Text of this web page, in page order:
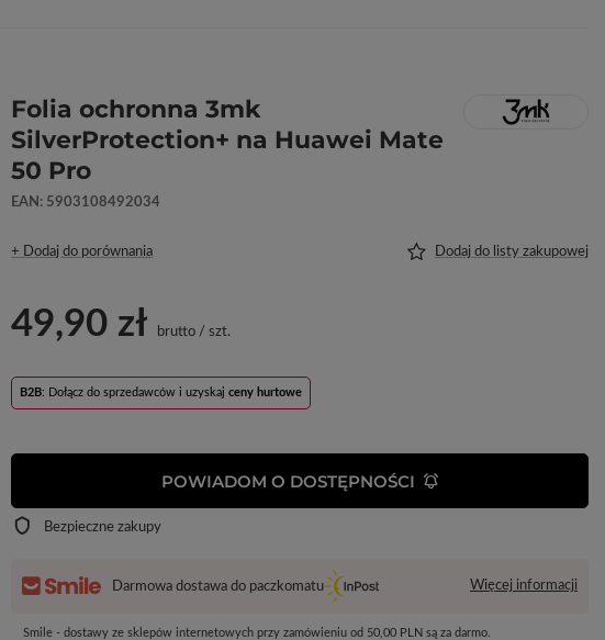
Folia ochronna 3mk
SilverProtection+ na Huawei Mate
50 Pro
EAN: 5903108492034
+ Dodaj do porównania Dodaj do listy zakupowej
49,90 zł brutto /szt.
B2B: Dołącz do sprzedawców i uzyskajceny hurtowe
POWIADOM O DOSTĘPNOŚCI
Bezpieczne zakupy
Darmowa dostawa do paczkomatu Więcej informacji
Smile - dostawy ze sklepów internetowych przy zamówieniu od 50,00 PLN są za darmo.